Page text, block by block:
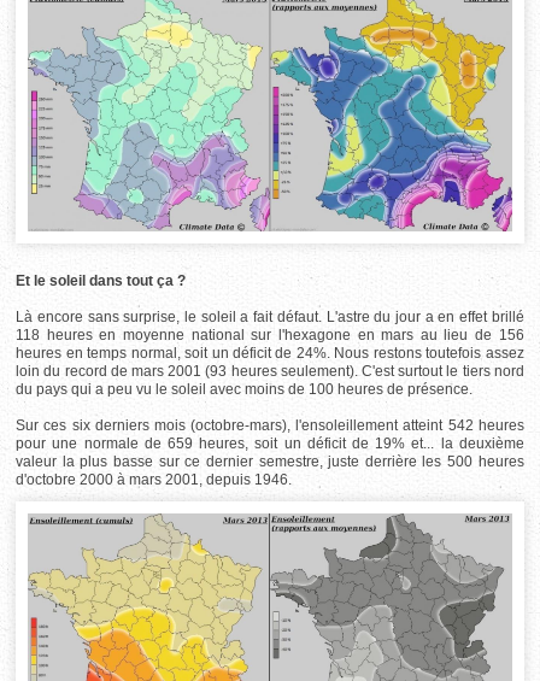
Et le soleil dans tout ça ?
Là encore sans surprise, le soleil a fait défaut. L'astre du jour a en effet brillé
118 heures en moyenne national sur l'hexagone en mars au lieu de 156
heures en temps normal, soit un déficit de 24%. Nous restons toutefois assez
loin du record de mars 2001 (93 heures seulement). C'est surtout le tiers nord
du pays qui a peu vu le soleil avec moins de 100 heures de présence.
Sur ces six derniers mois (octobre-mars), l'ensoleillement atteint 542 heures
pour une normale de 659 heures, soit un déficit de 19% et... la deuxième
valeur la plus basse sur ce dernier semestre, juste derrière les 500 heures
d'octobre 2000 à mars 2001, depuis 1946.